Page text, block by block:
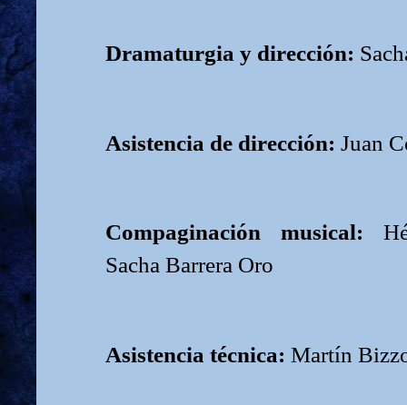
Dramaturgia y dirección:
Asistencia de dirección: Juan
Compaginación musical:
Sacha Barrera Oro
Asistencia técnica: Martín